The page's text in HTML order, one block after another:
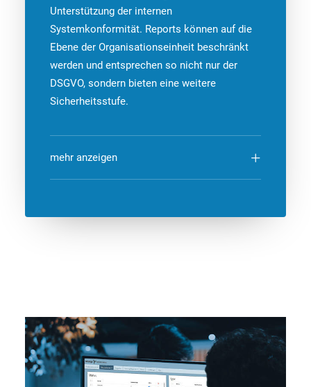
Unterstützung der internen
Systemkonformität. Reports können auf die
Ebene der Organisationseinheit beschränkt
werden und entsprechen so nicht nur der
DSGVO, sondern bieten eine weitere
Sicherheitsstufe.
mehr anzeigen